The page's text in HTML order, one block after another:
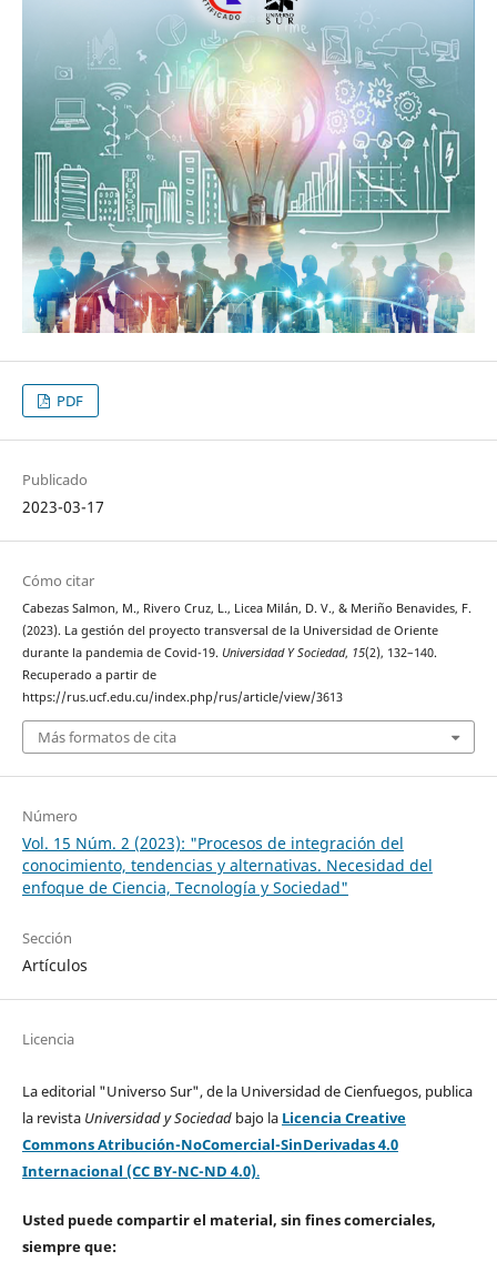
PDF
Publicado
2023-03-17
Cómo citar
Cabezas Salmon, M., Rivero Cruz, L., Licea Milán, D. V., & Meriño Benavides, F.
(2023). La gestión del proyecto transversal de la Universidad de Oriente
durante la pandemia de Covid-19. Universidad Y Sociedad, 15(2), 132–140.
Recuperado a partir de
https://rus.ucf.edu.cu/index.php/rus/article/view/3613
Más formatos de cita
Número
Vol. 15 Núm. 2 (2023): "Procesos de integración del
conocimiento, tendencias y alternativas. Necesidad del
enfoque de Ciencia, Tecnología y Sociedad"
Sección
Artículos
Licencia
La editorial "Universo Sur", de la Universidad de Cienfuegos, publica
la revista Universidad y Sociedad bajo la Licencia Creative
Commons Atribución-NoComercial-SinDerivadas 4.0
Internacional (CC BY-NC-ND 4.0).
Usted puede compartir el material, sin fines comerciales,
siempre que: